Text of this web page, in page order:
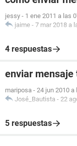
jessy - 1 ene 2011 a las
jaime - 7 mar 2018 a
4 respuestas
enviar
mariposa - 24 jun 2010 a
José_Bautista - 22
5 respuestas